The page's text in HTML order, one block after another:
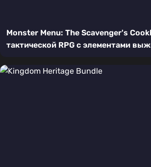
Monster Menu: The Scavenger's
тактической RPG с элементами